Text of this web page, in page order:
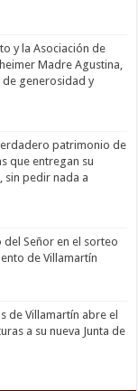
y la Asociación de
Madre Agustina,
de generosidad y
patrimonio de
que entregan su
sin pedir nada a
del Señor en el sorteo
de Villamartín
de Villamartín abre el
a su nueva Junta de